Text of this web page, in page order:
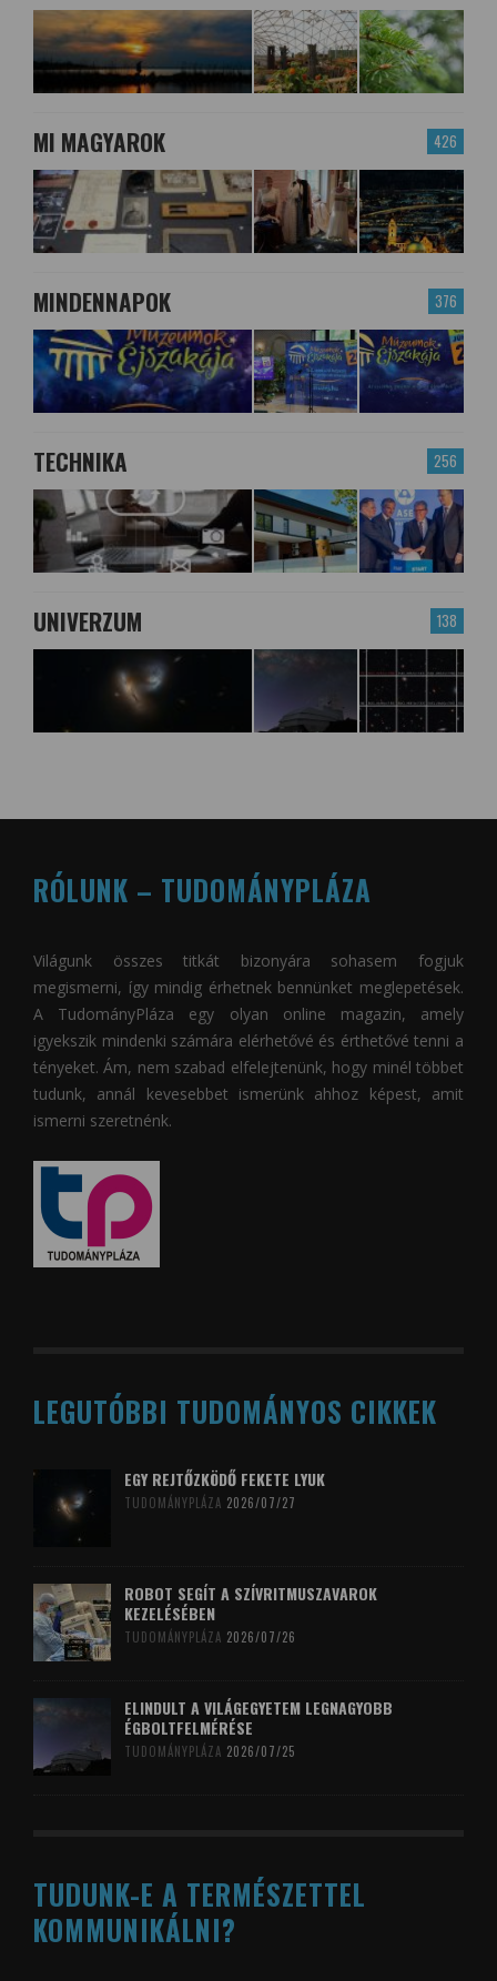
426
MI MAGYAROK
376
MINDENNAPOK
256
TECHNIKA
138
UNIVERZUM
RÓLUNK – TUDOMÁNYPLÁZA
Világunk összes titkát bizonyára sohasem fogjuk
megismerni, így mindig érhetnek bennünket meglepetések.
A TudományPláza egy olyan online magazin, amely
igyekszik mindenki számára elérhetővé és érthetővé tenni a
tényeket. Ám, nem szabad elfelejtenünk, hogy minél többet
tudunk, annál kevesebbet ismerünk ahhoz képest, amit
ismerni szeretnénk.
LEGUTÓBBI TUDOMÁNYOS CIKKEK
EGY REJTŐZKÖDŐ FEKETE LYUK
TUDOMÁNYPLÁZA 2026/07/27
ROBOT SEGÍT A SZÍVRITMUSZAVAROK
KEZELÉSÉBEN
TUDOMÁNYPLÁZA 2026/07/26
ELINDULT A VILÁGEGYETEM LEGNAGYOBB
ÉGBOLTFELMÉRÉSE
TUDOMÁNYPLÁZA 2026/07/25
TUDUNK-E A TERMÉSZETTEL
KOMMUNIKÁLNI?